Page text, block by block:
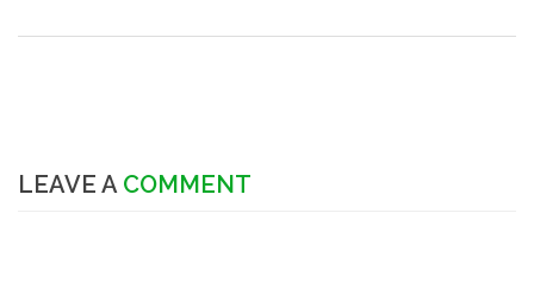
LEAVE A COMMENT